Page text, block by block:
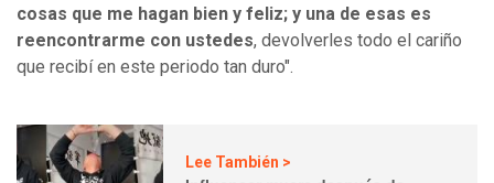
cosas que me hagan bien y feliz; y una de esas es
reencontrarme con ustedes, devolverles todo el cariño
que recibí en este periodo tan duro".
Lee También >